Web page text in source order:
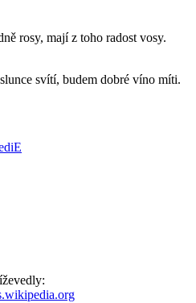
rosy, mají z toho radost vosy.
svítí, budem dobré víno míti.